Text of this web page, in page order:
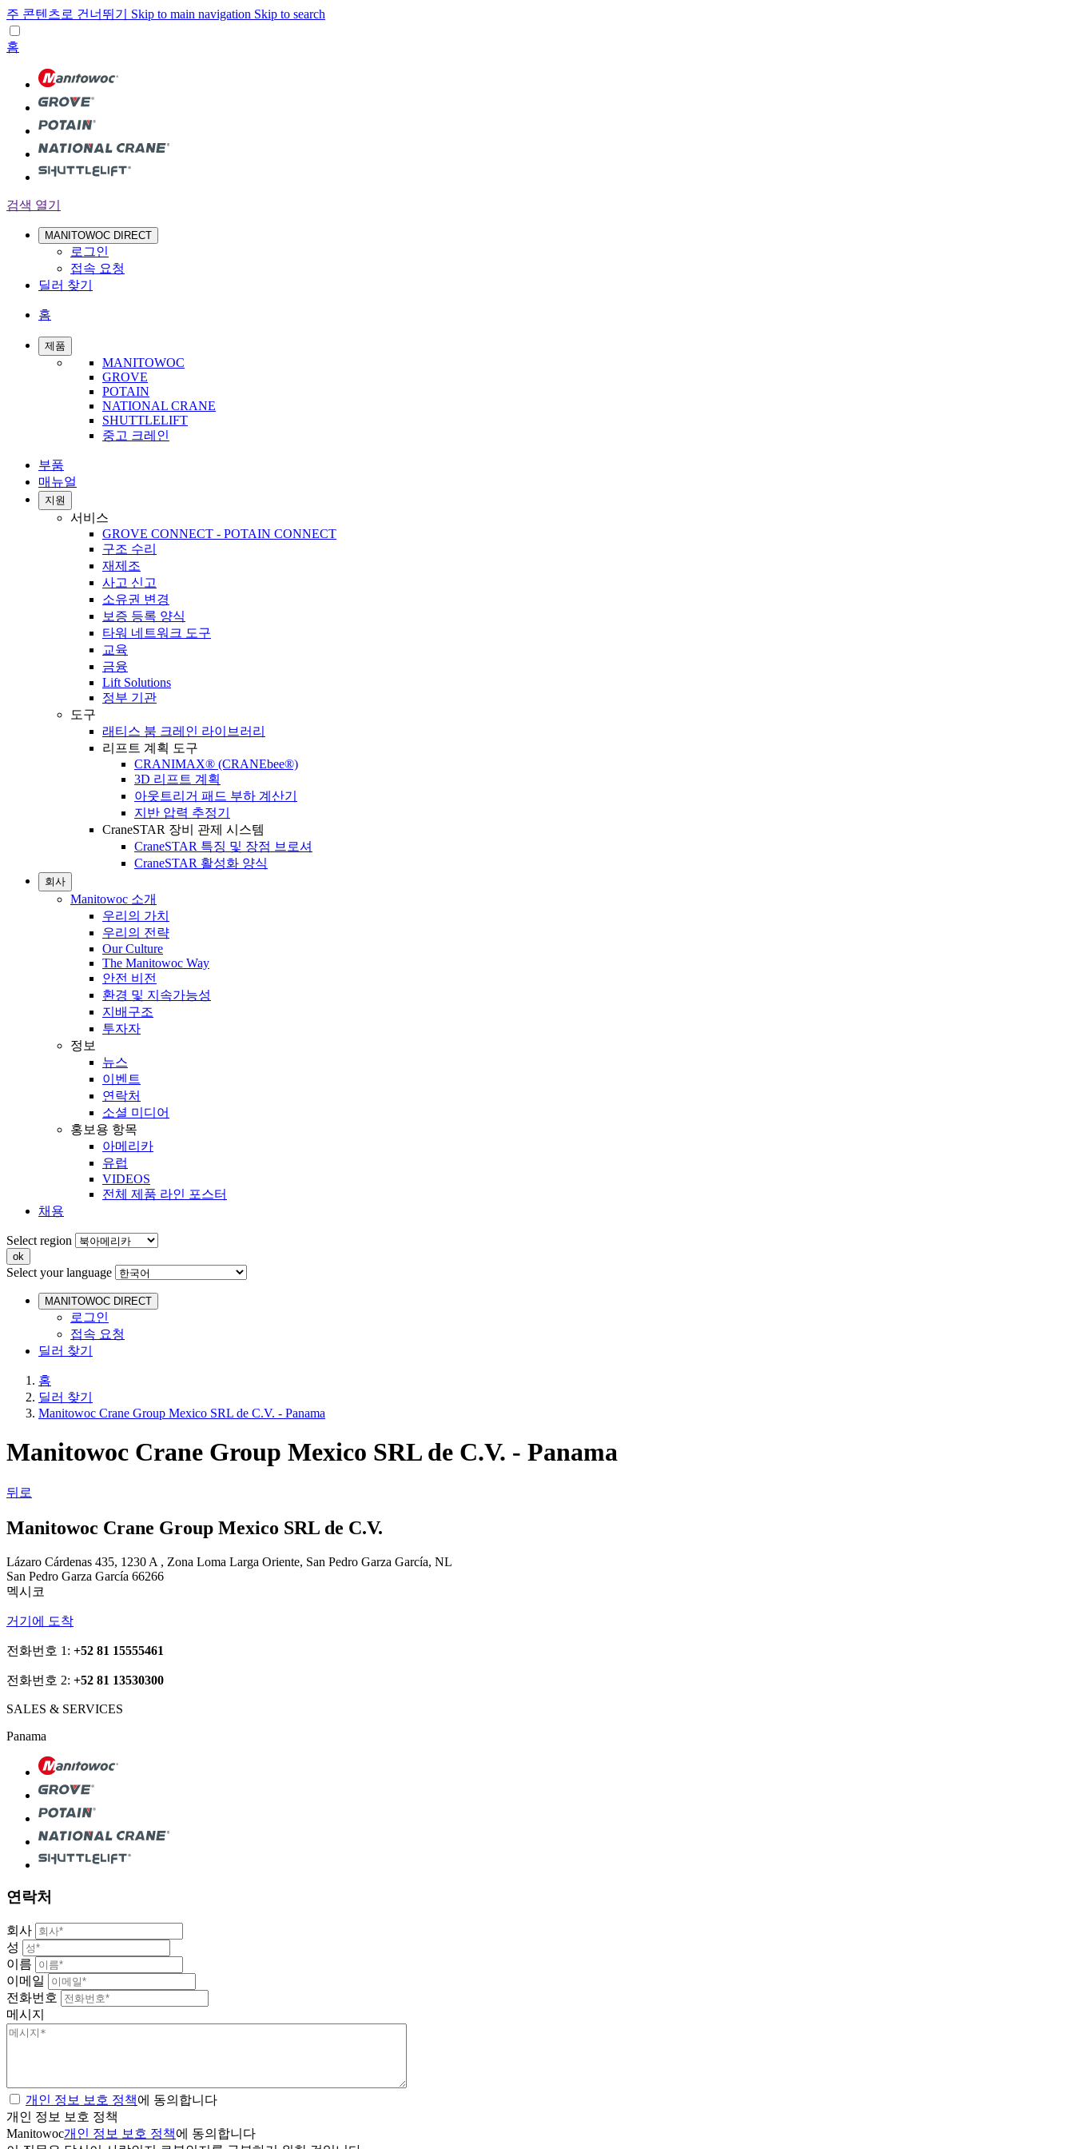
주 콘텐츠로 건너뛰기 Skip to main navigation Skip to search
홈
검색 열기
MANITOWOC DIRECT
로그인
접속 요청
딜러 찾기
홈
제품
MANITOWOC
GROVE
POTAIN
NATIONAL CRANE
SHUTTLELIFT
중고 크레인
부품
매뉴얼
지원
서비스
GROVE CONNECT - POTAIN CONNECT
구조 수리
재제조
사고 신고
소유권 변경
보증 등록 양식
타워 네트워크 도구
교육
금융
Lift Solutions
정부 기관
도구
래티스 붐 크레인 라이브러리
리프트 계획 도구
CRANIMAX® (CRANEbee®)
3D 리프트 계획
아웃트리거 패드 부하 계산기
지반 압력 추정기
CraneSTAR 장비 관제 시스템
CraneSTAR 특징 및 장점 브로셔
CraneSTAR 활성화 양식
회사
Manitowoc 소개
우리의 가치
우리의 전략
Our Culture
The Manitowoc Way
안전 비전
환경 및 지속가능성
지배구조
투자자
정보
뉴스
이벤트
연락처
소셜 미디어
홍보용 항목
아메리카
유럽
VIDEOS
전체 제품 라인 포스터
채용
Select region
Select your language
MANITOWOC DIRECT
로그인
접속 요청
딜러 찾기
홈
딜러 찾기
Manitowoc Crane Group Mexico SRL de C.V. - Panama
Manitowoc Crane Group Mexico SRL de C.V. - Panama
뒤로
Manitowoc Crane Group Mexico SRL de C.V.
Lázaro Cárdenas 435, 1230 A , Zona Loma Larga Oriente, San Pedro Garza García, NL
San Pedro Garza García 66266
멕시코
거기에 도착
전화번호 1: +52 81 15555461
전화번호 2: +52 81 13530300
SALES & SERVICES
Panama
연락처
회사
성
이름
이메일
전화번호
메시지
개인 정보 보호 정책에 동의합니다
개인 정보 보호 정책
Manitowoc개인 정보 보호 정책에 동의합니다